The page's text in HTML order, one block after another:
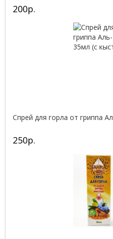
200р.
Спрей для горла от гриппа
250р.